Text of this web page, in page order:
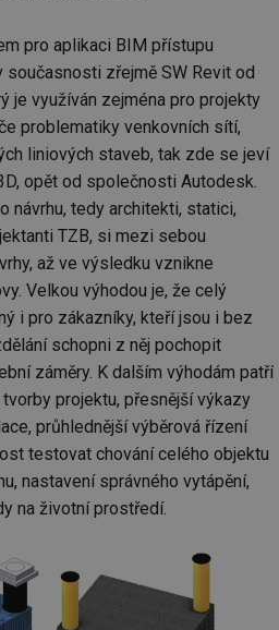
pro aplikaci BIM přístupu
současnosti zřejmě SW Revit od
je využíván zejména pro projekty
problematiky venkovních sítí,
liniových staveb, tak zde se jeví
opět od společnosti Autodesk.
návrhu, tedy architekti, statici,
TZB, si mezi sebou
až ve výsledku vznikne
Velkou výhodou je, že celý
i pro zákazníky, kteří jsou i bez
schopni z něj pochopit
záměry. K dalším výhodám patří
projektu, přesnější výkazy
průhlednější výběrová řízení
testovat chování celého objektu
nastavení správného vytápění,
na životní prostředí.